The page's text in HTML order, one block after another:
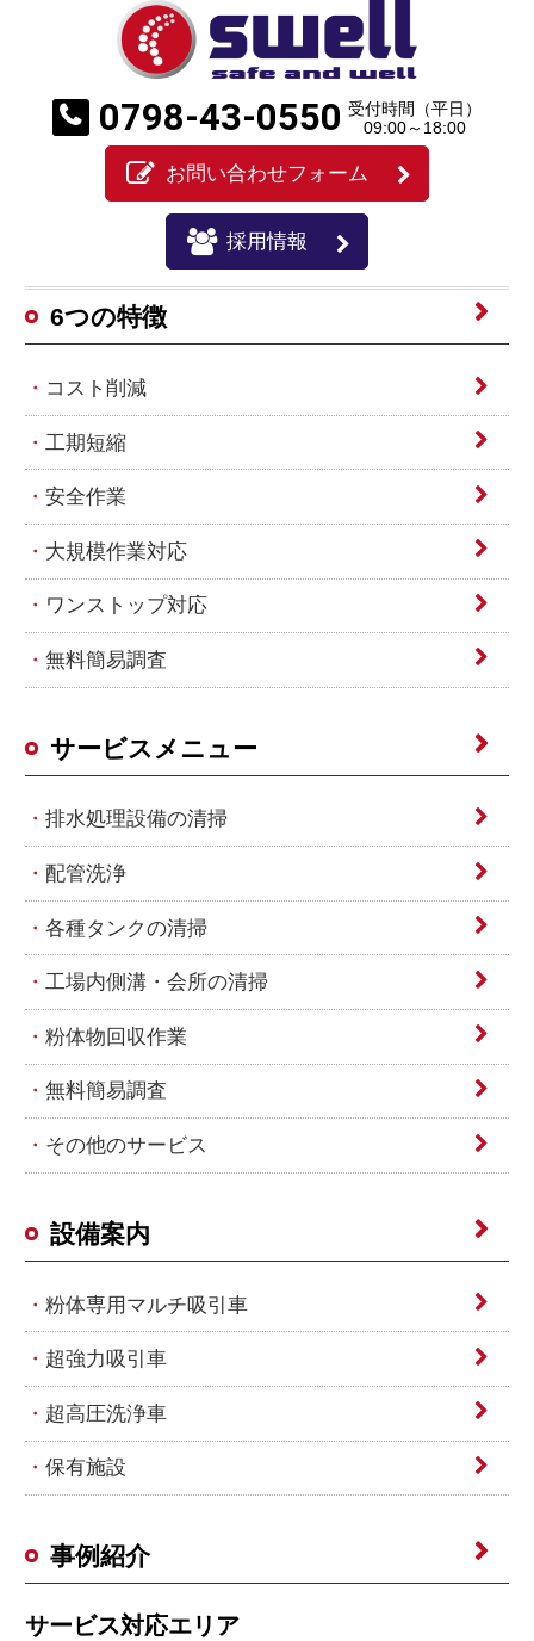
0798-43-0550 受付時間（平日）
09:00～18:00
お問い合わせフォーム
採用情報
6つの特徴
コスト削減
工期短縮
安全作業
大規模作業対応
ワンストップ対応
無料簡易調査
サービスメニュー
排水処理設備の清掃
配管洗浄
各種タンクの清掃
工場内側溝・会所の清掃
粉体物回収作業
無料簡易調査
その他のサービス
設備案内
粉体専用マルチ吸引車
超強力吸引車
超高圧洗浄車
保有施設
事例紹介
サービス対応エリア